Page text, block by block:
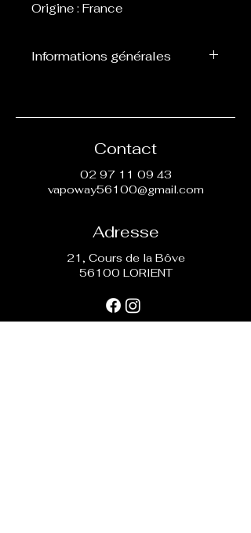
Origine : France
Informations générales
peut pas être vapoté
Contact
02 97 11 09 43
vapoway56100@gmail.com
Adresse
21, Cours de la Bôve
56100 LORIENT